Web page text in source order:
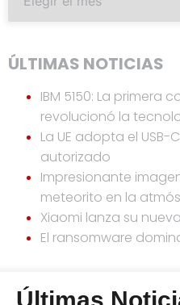
ÚLTIMAS NOTICIAS
IBM 5150: La
revolucionó la
La UE adopta el
autorizado
Impresionante
meteorito en la
Xiaomi lanza su
El ransomware
Últimas